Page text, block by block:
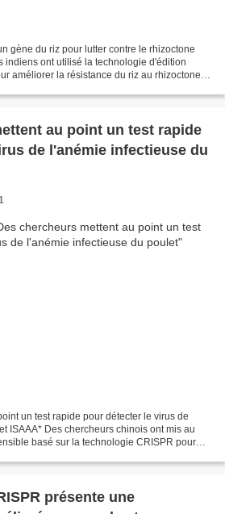
gène du riz pour lutter contre le rhizoctone
indiens ont utilisé la technologie d'édition
améliorer la résistance du riz au rhizoctone
au point un test rapide
de l'anémie infectieuse du
un test rapide pour détecter le virus de
ISAAA* Des chercheurs chinois ont mis au
basé sur la technologie CRISPR pour
présente une